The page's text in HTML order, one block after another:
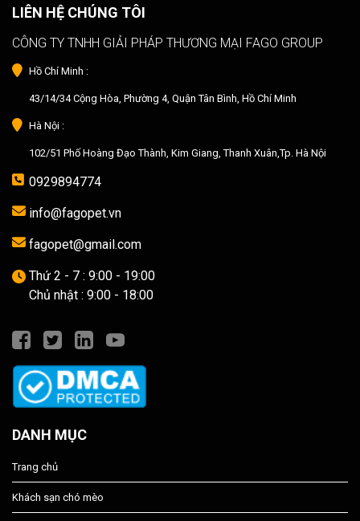
LIÊN HỆ CHÚNG TÔI
CÔNG TY TNHH GIẢI PHÁP THƯƠNG MẠI FAGO GROUP
Hồ Chí Minh :
43/14/34 Cộng Hòa, Phường 4, Quận Tân Bình, Hồ Chí Minh
Hà Nội :
102/51 Phố Hoàng Đạo Thành, Kim Giang, Thanh Xuân,Tp. Hà Nội
0929894774
info@fagopet.vn
fagopet@gmail.com
Thứ 2 - 7 : 9:00 - 19:00
Chủ nhật : 9:00 - 18:00
DANH MỤC
Trang chủ
Khách sạn chó mèo